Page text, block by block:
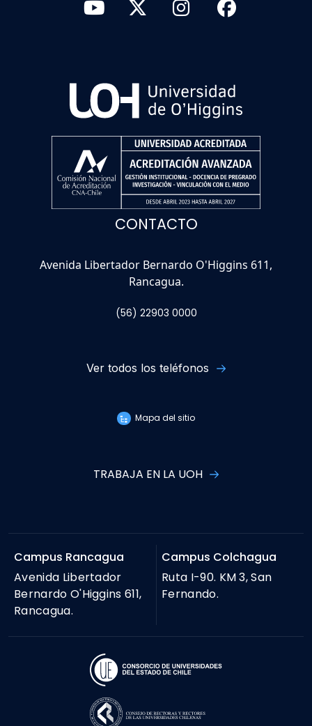
CONTACTO
Avenida Libertador Bernardo O'Higgins 611,
Rancagua.
(56) 22903 0000
Ver todos los teléfonos
Mapa del sitio
TRABAJA EN LA UOH
Campus Rancagua
Avenida Libertador
Bernardo O'Higgins 611,
Rancagua.
Campus Colchagua
Ruta I-90. KM 3, San
Fernando.